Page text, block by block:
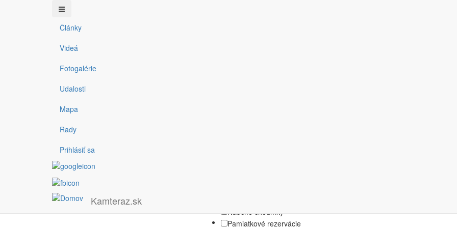
Články
Videá
Fotogalérie
Udalosti
Mapa
Rady
Prihlásiť sa
Kamteraz.sk
Filter
Typ
Fotogaléria
Náučné chodníky
Pamiatkové rezervácie